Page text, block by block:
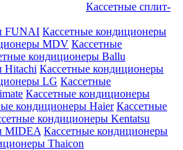
Кассетные сплит-
FUNAI Кассетные кондиционеры
MDV Кассетные
кондиционеры Ballu
Hitachi Кассетные кондиционеры
LG Кассетные
Кассетные кондиционеры
кондиционеры Haier Кассетные
кондиционеры Kentatsu
MIDEA Кассетные кондиционеры
Thaicon